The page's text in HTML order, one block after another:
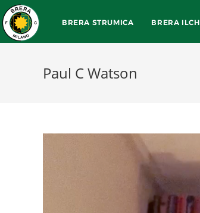
BRERA STRUMICA BRERA ILCH
Paul C Watson